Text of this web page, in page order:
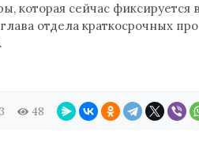
которая сейчас фиксируется
отдела краткосрочных
48